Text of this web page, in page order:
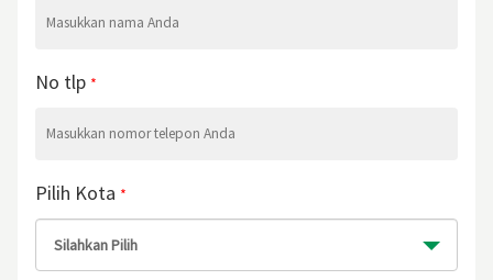
No tlp *
Pilih Kota *
Silahkan Pilih